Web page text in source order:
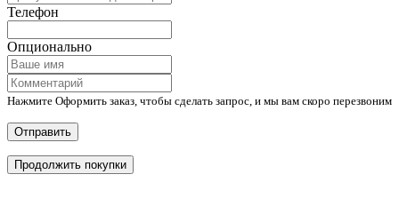
Телефон
Опционально
Нажмите Оформить заказ, чтобы сделать запрос, и мы вам скоро перезвоним
Отправить
Продолжить покупки